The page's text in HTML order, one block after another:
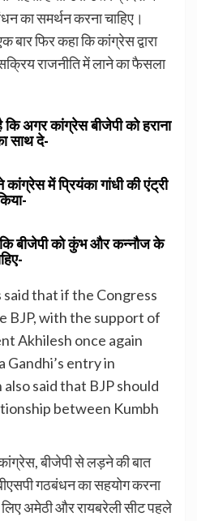
का समर्थन करना चाहिए।
फिर कहा कि कांग्रेस द्वारा
सक्रिय राजनीति में लाने का फैसला
अगर कांग्रेस बीजेपी को हराना
साथ दे-
में प्रियंका गांधी की एंट्री
बीजेपी को कुंभ और कन्नौज के
said that if the Congress
BJP, with the support of
Akhilesh once again
Gandhi’s entry in
said that BJP should
between Kumbh
बीजेपी से लड़ने की बात
गठबंधन का सहयोग करना
अमेठी और रायबरेली सीट पहले